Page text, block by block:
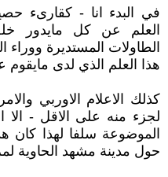
في البدء انا - كقارىء
العلم عن كل مايدور
الطاولات المستديرة ووراء
هذا العلم الذي لدى مايقوم
كذلك الاعلام الاوربي
لجزء منه على الاقل - الا
الموضوعة سلفا لهذا كان
حول مدينة مشهد الحاوية